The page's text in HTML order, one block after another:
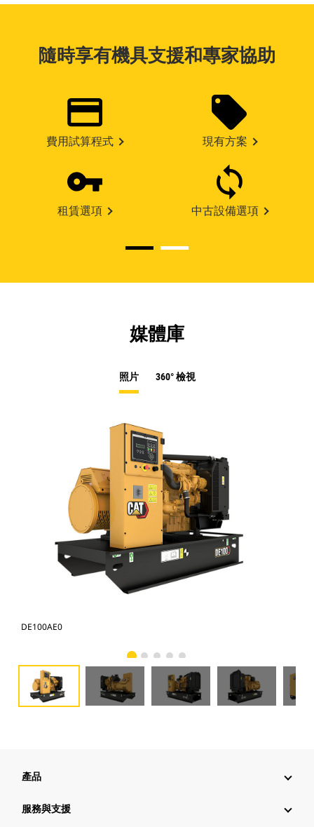
隨時享有機具支援和專家協助
費用試算程式 現有方案
租賃選項 中古設備選項
媒體庫
照片 360° 檢視
DE100AE0
產品
服務與支援